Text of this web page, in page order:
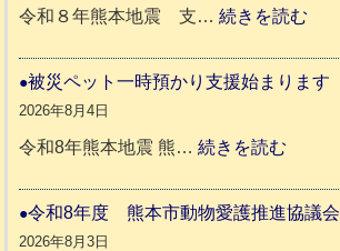
リ
ッ
さ
ん
ト
人
ホ
令和８年熊本地震 支…続きを読む
和
本
被災ペット一時預かり支援始まります
2026年8月4日
令和8年熊本地震 熊…続きを読む
災
令和8年度 熊本市動物愛護推進協議会
2026年8月3日